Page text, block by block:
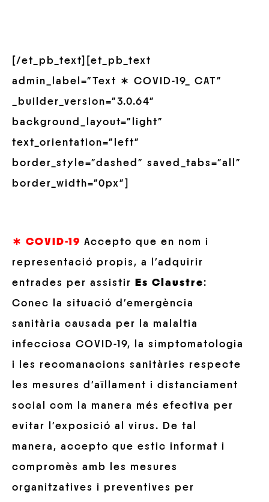
[/et_pb_text][et_pb_text
admin_label=”Text ∗ COVID-19_ CAT”
_builder_version=”3.0.64″
background_layout=”light”
text_orientation=”left”
border_style=”dashed” saved_tabs=”all”
border_width=”0px”]
∗ COVID-19 Accepto que en nom i
representació propis, a l’adquirir
entrades per assistir
Es Claustre:
Conec la situació d’emergència
sanitària causada per la malaltia
infecciosa COVID-19, la simptomatologia
i les recomanacions sanitàries respecte
les mesures d’aïllament i distanciament
social com la manera més efectiva per
evitar l’exposició al virus. De tal
manera, accepto que estic informat i
compromès amb les mesures
organitzatives i preventives per